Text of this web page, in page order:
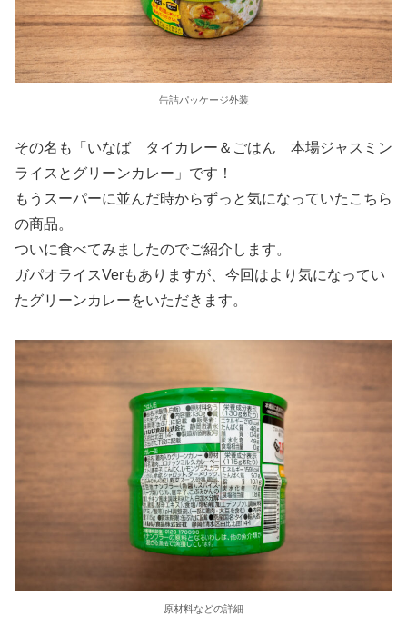
缶詰パッケージ外装
その名も「いなば タイカレー＆ごはん 本場ジャスミン
ライスとグリーンカレー」です！
もうスーパーに並んだ時からずっと気になっていたこちら
の商品。
ついに食べてみましたのでご紹介します。
ガパオライスVerもありますが、今回はより気になってい
たグリーンカレーをいただきます。
原材料などの詳細